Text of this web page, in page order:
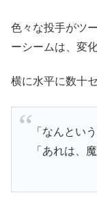
色々な投手がツ
ーシームは、変
横に水平に数十
「なんとい
「あれは、